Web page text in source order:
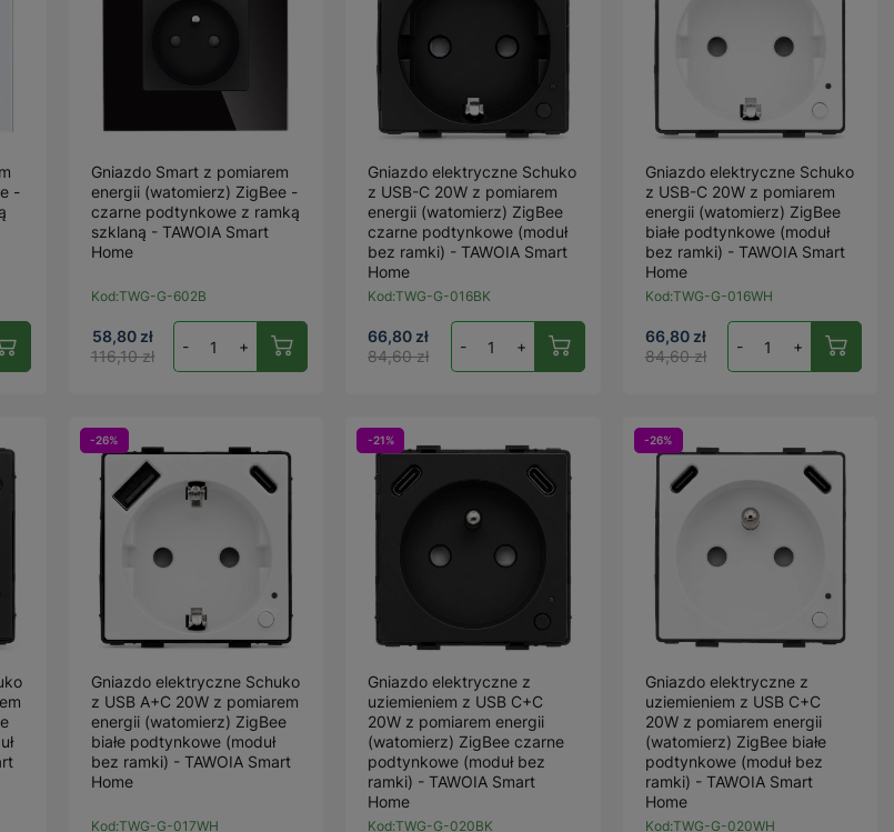
-
Gniazdo Smart z pomiarem
energii (watomierz) ZigBee -
czarne podtynkowe z ramką
szklaną - TAWOIA Smart
Home
Kod:TWG-G-602B
116,10 zł
58,80 zł
- +
Gniazdo elektryczne Schuko
z USB-C 20W z pomiarem
energii (watomierz) ZigBee
czarne podtynkowe (moduł
bez ramki) - TAWOIA Smart
Home
Kod:TWG-G-016BK
84,60 zł
66,80 zł
- +
Gniazdo elektryczne Schuko
z USB-C 20W z pomiarem
energii (watomierz) ZigBee
białe podtynkowe (moduł
bez ramki) - TAWOIA Smart
Home
Kod:TWG-G-016WH
84,60 zł
66,80 zł
- +
-26%
Gniazdo elektryczne Schuko
z USB A+C 20W z pomiarem
energii (watomierz) ZigBee
białe podtynkowe (moduł
bez ramki) - TAWOIA Smart
Home
Kod:TWG-G-017WH
-21%
Gniazdo elektryczne z
uziemieniem z USB C+C
20W z pomiarem energii
(watomierz) ZigBee czarne
podtynkowe (moduł bez
ramki) - TAWOIA Smart
Home
Kod:TWG-G-020BK
-26%
Gniazdo elektryczne z
uziemieniem z USB C+C
20W z pomiarem energii
(watomierz) ZigBee białe
podtynkowe (moduł bez
ramki) - TAWOIA Smart
Home
Kod:TWG-G-020WH